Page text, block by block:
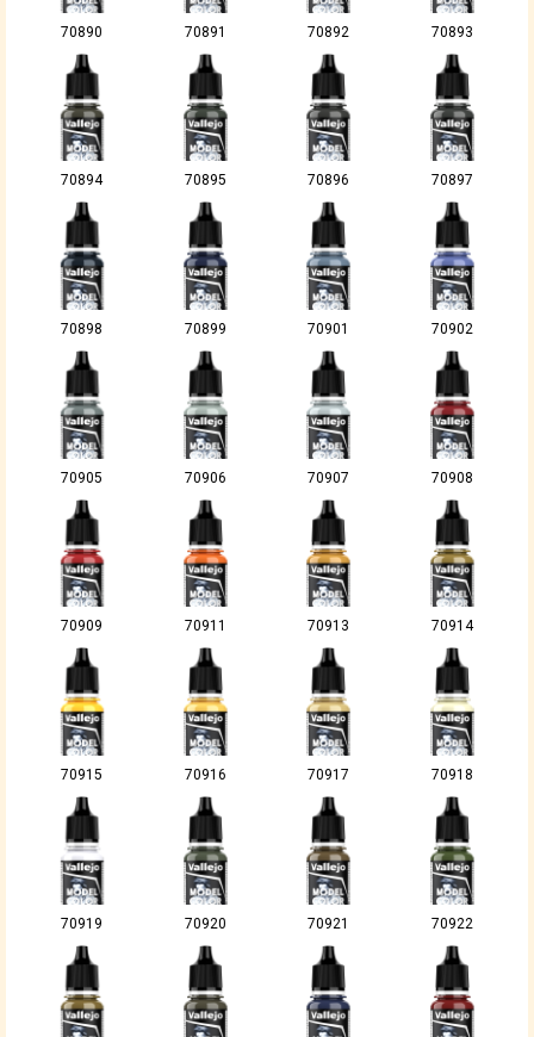
70890 70891 70892 70893
70894 70895 70896 70897
70898 70899 70901 70902
70905 70906 70907 70908
70909 70911 70913 70914
70915 70916 70917 70918
70919 70920 70921 70922